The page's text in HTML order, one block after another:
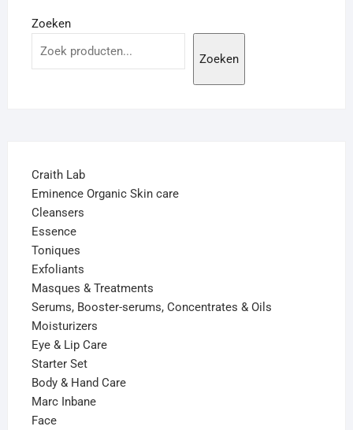
Zoeken
Zoeken
Craith Lab
Eminence Organic Skin care
Cleansers
Essence
Toniques
Exfoliants
Masques & Treatments
Serums, Booster-serums, Concentrates & Oils
Moisturizers
Eye & Lip Care
Starter Set
Body & Hand Care
Marc Inbane
Face